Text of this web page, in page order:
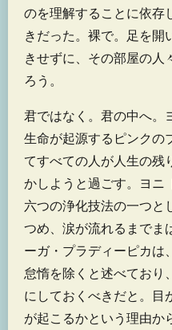
のを理解することに依存
きだった。裸で。足を開
きせずに、その部屋の人
ろう。
君ではなく。君の中へ。
生命が起源するピンクの
てすべての人が人生の残
かしようと過ごす。ヨニ
六つの浄化技法の一つと
つめ、涙が流れるまでま
ーガ・プラディーピカは
怠惰を除くと述べており
にしておくべきだと。目
が起こるかという理由か